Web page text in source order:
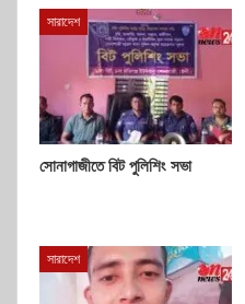
সারাদেশ
সোনাগাজীতে বিট পুলিশিং সভা
সারাদেশ